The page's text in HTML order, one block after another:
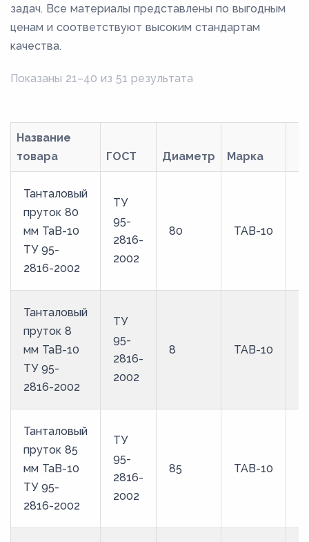
задач. Все материалы представлены по выгодным
ценам и соответствуют высоким стандартам
качества.
Показаны 21–40 из 51 результата
Название
товара
ГОСТ Диаметр Марка
Танталовый
пруток 80
мм ТаВ-10
ТУ 95-
2816-2002
ТУ
95-
2816-
2002
80 ТАВ-10
Танталовый
пруток 8
мм ТаВ-10
ТУ 95-
2816-2002
ТУ
95-
2816-
2002
8 ТАВ-10
Танталовый
пруток 85
мм ТаВ-10
ТУ 95-
2816-2002
ТУ
95-
2816-
2002
85 ТАВ-10